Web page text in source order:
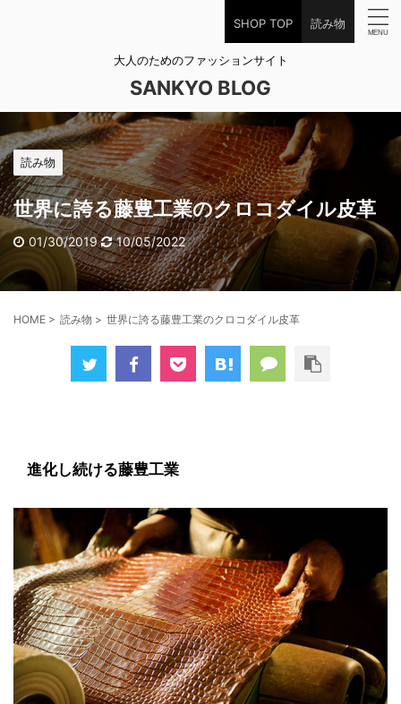
SHOP TOP 読み物
大人のためのファッションサイト
SANKYO BLOG
読み物
世界に誇る藤豊工業のクロコダイル皮革
01/30/2019 10/05/2022
HOME > 読み物 > 世界に誇る藤豊工業のクロコダイル皮革
進化し続ける藤豊工業